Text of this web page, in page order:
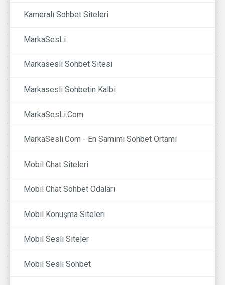
Kameralı Sohbet Siteleri
MarkaSesLi
Markasesli Sohbet Sitesi
Markasesli Sohbetin Kalbi
MarkaSesLi.Com
MarkaSesli.Com - En Samimi Sohbet Ortamı
Mobil Chat Siteleri
Mobil Chat Sohbet Odaları
Mobil Konuşma Siteleri
Mobil Sesli Siteler
Mobil Sesli Sohbet